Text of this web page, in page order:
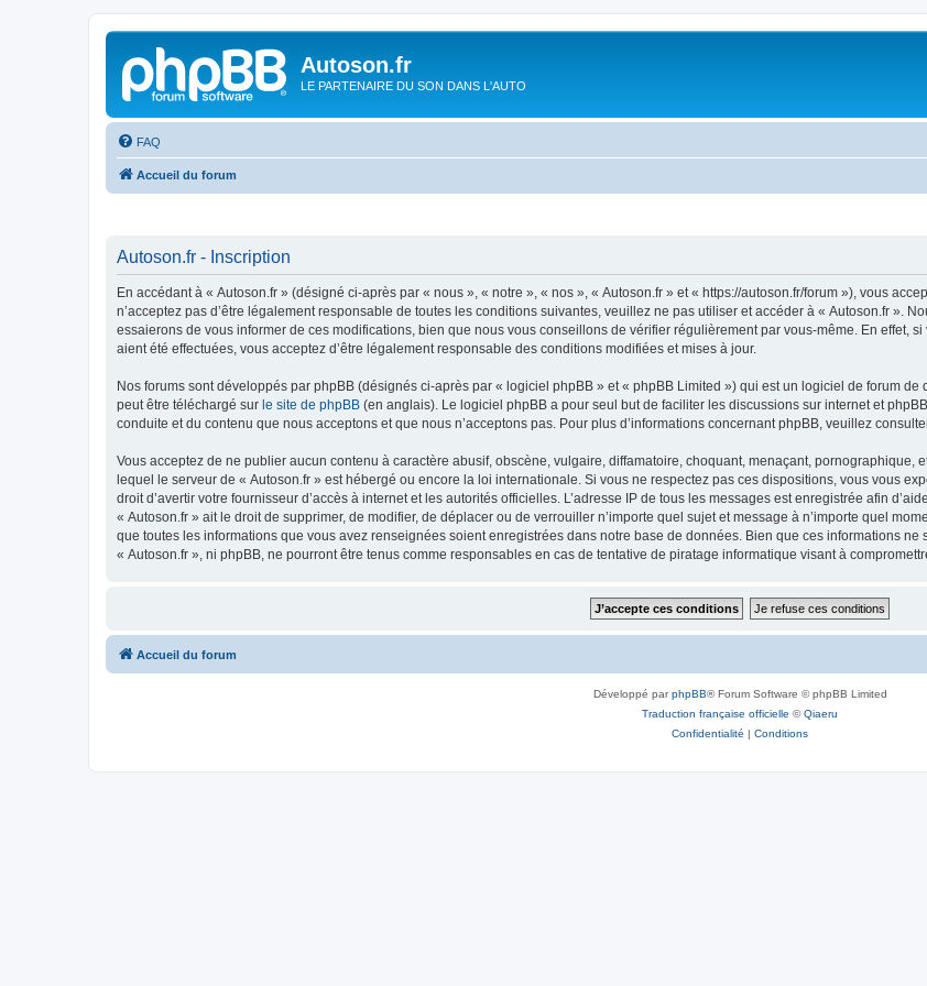
Autoson.fr
LE PARTENAIRE DU SON DANS L'AUTO
FAQ
Accueil du forum
Autoson.fr - Inscription
En accédant à « Autoson.fr » (désigné ci-après par « nous », « notre », « nos », « Autoson.fr » et « https://autoson.fr/forum »), vous
n’acceptez pas d’être légalement responsable de toutes les conditions suivantes, veuillez ne pas utiliser et accéder à « Autoson.fr ».
essaierons de vous informer de ces modifications, bien que nous vous conseillons de vérifier régulièrement par vous-même. En effet,
aient été effectuées, vous acceptez d’être légalement responsable des conditions modifiées et mises à jour.
Nos forums sont développés par phpBB (désignés ci-après par « logiciel phpBB » et « phpBB Limited ») qui est un logiciel de forum de
peut être téléchargé sur le site de phpBB (en anglais). Le logiciel phpBB a pour seul but de faciliter les discussions sur internet et
conduite et du contenu que nous acceptons et que nous n’acceptons pas. Pour plus d’informations concernant phpBB, veuillez
Vous acceptez de ne publier aucun contenu à caractère abusif, obscène, vulgaire, diffamatoire, choquant, menaçant, pornographique,
lequel le serveur de « Autoson.fr » est hébergé ou encore la loi internationale. Si vous ne respectez pas ces dispositions, vous vous
droit d’avertir votre fournisseur d’accès à internet et les autorités officielles. L’adresse IP de tous les messages est enregistrée afin
« Autoson.fr » ait le droit de supprimer, de modifier, de déplacer ou de verrouiller n’importe quel sujet et message à n’importe quel
que toutes les informations que vous avez renseignées soient enregistrées dans notre base de données. Bien que ces informations
« Autoson.fr », ni phpBB, ne pourront être tenus comme responsables en cas de tentative de piratage informatique visant à
Accueil du forum
Développé parphpBB® Forum Software © phpBB Limited
Traduction française officielle ©Qiaeru
Confidentialité | Conditions